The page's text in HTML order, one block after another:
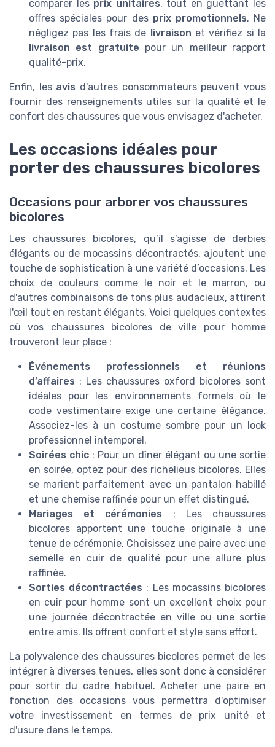
comparer les prix unitaires, tout en guettant les
offres spéciales pour des prix promotionnels. Ne
négligez pas les frais de livraison et vérifiez si la
livraison est gratuite pour un meilleur rapport
qualité-prix.
Enfin, les avis d'autres consommateurs peuvent vous
fournir des renseignements utiles sur la qualité et le
confort des chaussures que vous envisagez d'acheter.
Les occasions idéales pour
porter des chaussures bicolores
Occasions pour arborer vos chaussures
bicolores
Les chaussures bicolores, qu’il s’agisse de derbies
élégants ou de mocassins décontractés, ajoutent une
touche de sophistication à une variété d’occasions. Les
choix de couleurs comme le noir et le marron, ou
d'autres combinaisons de tons plus audacieux, attirent
l'œil tout en restant élégants. Voici quelques contextes
où vos chaussures bicolores de ville pour homme
trouveront leur place :
Événements professionnels et réunions
d’affaires : Les chaussures oxford bicolores sont
idéales pour les environnements formels où le
code vestimentaire exige une certaine élégance.
Associez-les à un costume sombre pour un look
professionnel intemporel.
Soirées chic : Pour un dîner élégant ou une sortie
en soirée, optez pour des richelieus bicolores. Elles
se marient parfaitement avec un pantalon habillé
et une chemise raffinée pour un effet distingué.
Mariages et cérémonies : Les chaussures
bicolores apportent une touche originale à une
tenue de cérémonie. Choisissez une paire avec une
semelle en cuir de qualité pour une allure plus
raffinée.
Sorties décontractées : Les mocassins bicolores
en cuir pour homme sont un excellent choix pour
une journée décontractée en ville ou une sortie
entre amis. Ils offrent confort et style sans effort.
La polyvalence des chaussures bicolores permet de les
intégrer à diverses tenues, elles sont donc à considérer
pour sortir du cadre habituel. Acheter une paire en
fonction des occasions vous permettra d'optimiser
votre investissement en termes de prix unité et
d'usure dans le temps.